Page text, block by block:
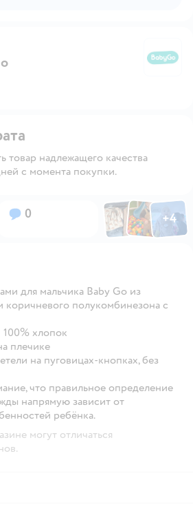
товар надлежащего качества
с момента покупки.
Вопросов:
0 ФотоФотоФото
+4
Открыть
для мальчика Baby Go из
коричневого полукомбинезона с
хлопок
плечике
на пуговицах-кнопках, без
что правильное определение
напрямую зависит от
ребёнка.
могут отличаться